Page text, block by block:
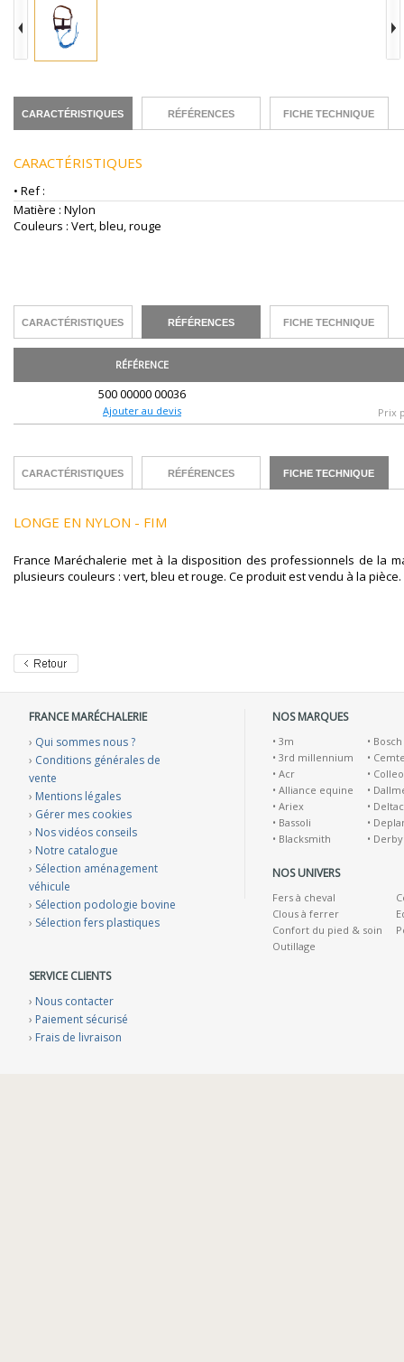
CARACTÉRISTIQUES RÉFÉRENCES FICHE TECHNIQUE
CARACTÉRISTIQUES
• Ref :
Matière : Nylon
Couleurs : Vert, bleu, rouge
CARACTÉRISTIQUES RÉFÉRENCES FICHE TECHNIQUE
RÉFÉRENCE
500 00000 00036
Ajouter au devis Prix
CARACTÉRISTIQUES RÉFÉRENCES FICHE TECHNIQUE
LONGE EN NYLON - FIM
France Maréchalerie met à la disposition des professionnels de la
plusieurs couleurs : vert, bleu et rouge. Ce produit est vendu à la pièce.
FRANCE MARÉCHALERIE
› Qui sommes nous ?
› Conditions générales de
vente
› Mentions légales
› Gérer mes cookies
› Nos vidéos conseils
› Notre catalogue
› Sélection aménagement
véhicule
› Sélection podologie bovine
› Sélection fers plastiques
SERVICE CLIENTS
› Nous contacter
› Paiement sécurisé
› Frais de livraison
NOS MARQUES
• 3m
• 3rd millennium
• Acr
• Alliance equine
• Ariex
• Bassoli
• Blacksmith
• Bosch
•
•
•
•
•
• Derby
NOS UNIVERS
Fers à cheval
Clous à ferrer
Confort du pied & soin
Outillage